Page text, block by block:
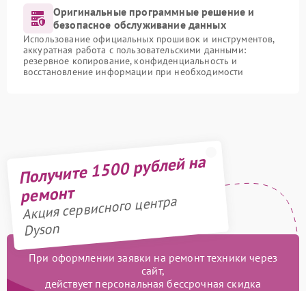
Оригинальные программные решение и
безопасное обслуживание данных
Использование официальных прошивок и инструментов,
аккуратная работа с пользовательскими данными:
резервное копирование, конфиденциальность и
восстановление информации при необходимости
Получите 1500 рублей на
ремонт
Акция сервисного центра
Dyson
При оформлении заявки на ремонт техники через
сайт,
действует персональная бессрочная скидка